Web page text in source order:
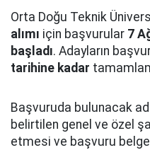
Orta Doğu Teknik
alımı için başvurular 7
başladı. Adayların
tarihine kadar
Başvuruda bulunacak
belirtilen genel ve özel
etmesi ve başvuru